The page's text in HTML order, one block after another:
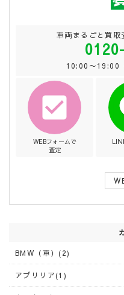
車両まるごと買取
10:00〜19:00
WEBフォームで
査定
BMW（車）(2)
アプリリア(1)